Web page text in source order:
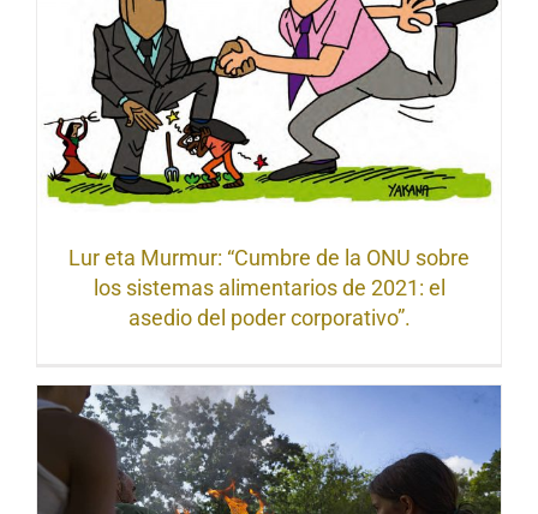
Lur eta Murmur: “Cumbre de la ONU sobre
los sistemas alimentarios de 2021: el
asedio del poder corporativo”.